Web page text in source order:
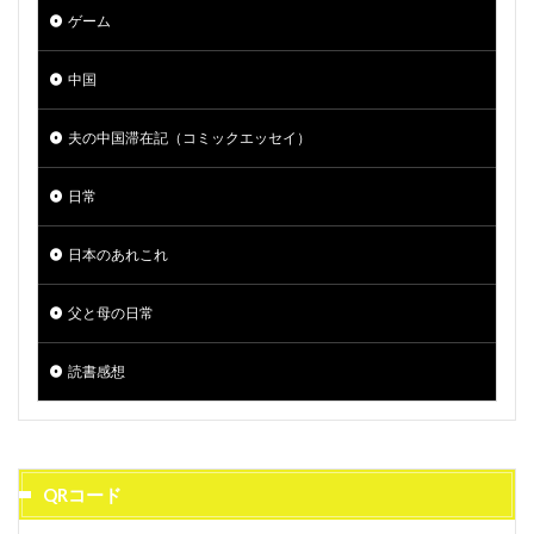
ゲーム
中国
夫の中国滞在記（コミックエッセイ）
日常
日本のあれこれ
父と母の日常
読書感想
QRコード